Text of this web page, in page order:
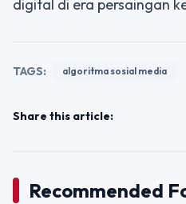
digital di era persaingan
TAGS: algoritma sosial media
Share this article:
Recommended